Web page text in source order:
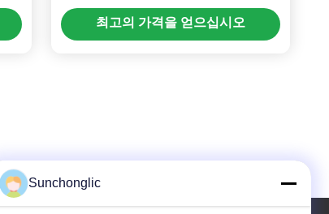
AC220V 자동차 및 태양광 사용
최고의 가격을 얻으십시오
Sunchonglic